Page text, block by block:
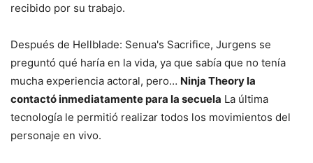
recibido por su trabajo.
Después de Hellblade: Senua's Sacrifice, Jurgens se
preguntó qué haría en la vida, ya que sabía que no tenía
mucha experiencia actoral, pero… Ninja Theory la
contactó inmediatamente para la secuela La última
tecnología le permitió realizar todos los movimientos del
personaje en vivo.